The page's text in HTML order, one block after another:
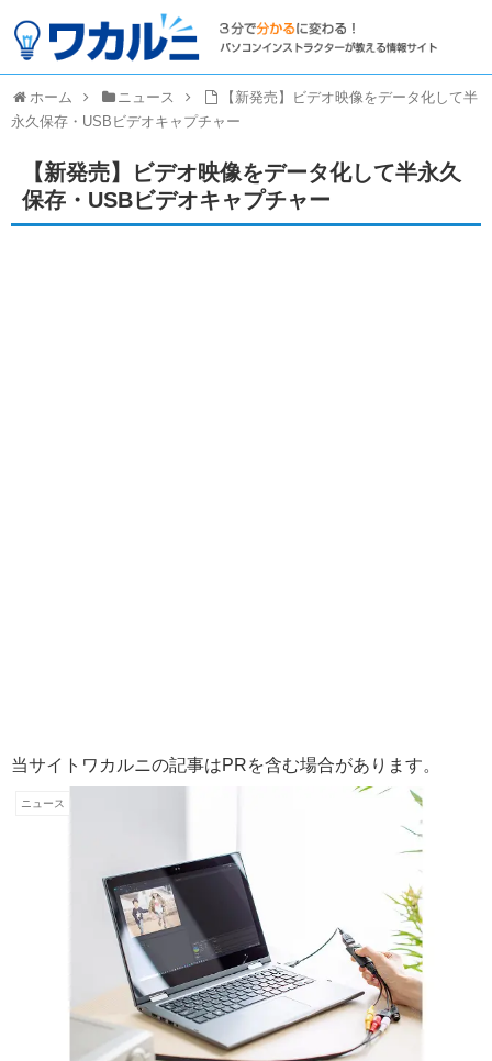
ホーム ニュース
【新発売】ビデオ映像をデータ化して半
永久保存・USBビデオキャプチャー
【新発売】ビデオ映像をデータ化して半永久
保存・USBビデオキャプチャー
当サイトワカルニの記事はPRを含む場合があります。
ニュース